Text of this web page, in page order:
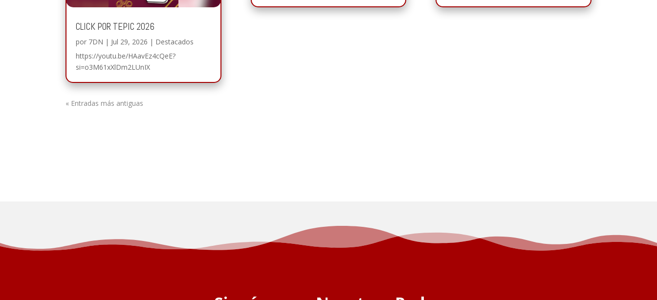
CLICK POR TEPIC 2026
por 7DN | Jul 29, 2026 | Destacados
https://youtu.be/HAavEz4cQeE?
si=o3M61xXlDm2LUnIX
« Entradas más antiguas